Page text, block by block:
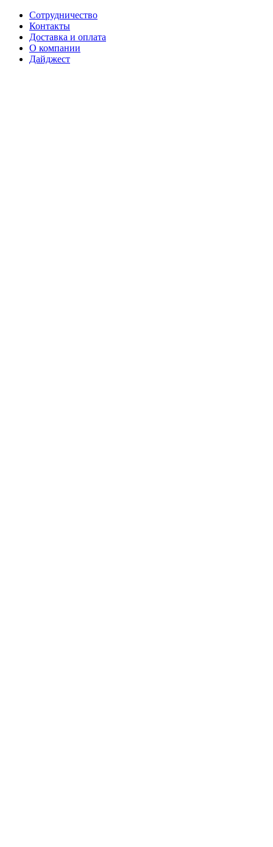
Сотрудничество
Контакты
Доставка и оплата
О компании
Дайджест